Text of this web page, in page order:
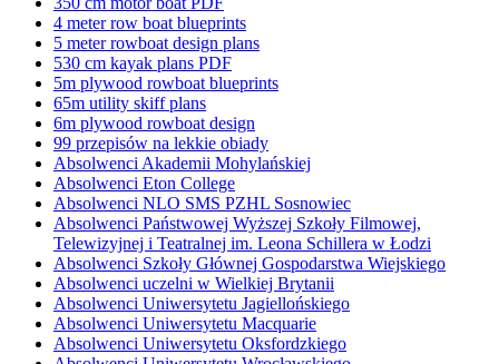
4 meter row boat blueprints
5 meter rowboat design plans
530 cm kayak plans PDF
5m plywood rowboat blueprints
65m utility skiff plans
6m plywood rowboat design
99 przepisów na lekkie obiady
Absolwenci Akademii Mohylańskiej
Absolwenci Eton College
Absolwenci NLO SMS PZHL Sosnowiec
Absolwenci Państwowej Wyższej Szkoły Filmowej,
Telewizyjnej i Teatralnej im. Leona Schillera w Łodzi
Absolwenci Szkoły Głównej Gospodarstwa Wiejskiego
Absolwenci uczelni w Wielkiej Brytanii
Absolwenci Uniwersytetu Jagiellońskiego
Absolwenci Uniwersytetu Macquarie
Absolwenci Uniwersytetu Oksfordzkiego